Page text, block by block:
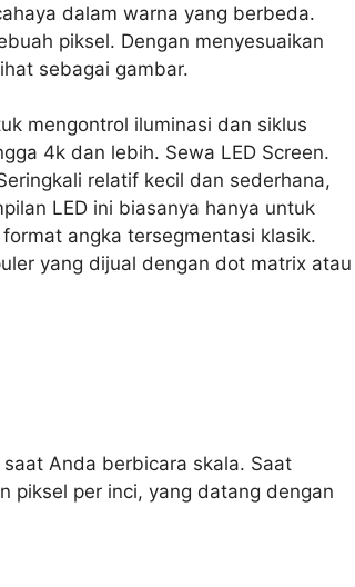
dalam warna yang berbeda.
piksel. Dengan menyesuaikan
sebagai gambar.
mengontrol iluminasi dan siklus
4k dan lebih. Sewa LED Screen.
relatif kecil dan sederhana,
LED ini biasanya hanya untuk
angka tersegmentasi klasik.
yang dijual dengan dot matrix atau
Anda berbicara skala. Saat
piksel per inci, yang datang dengan